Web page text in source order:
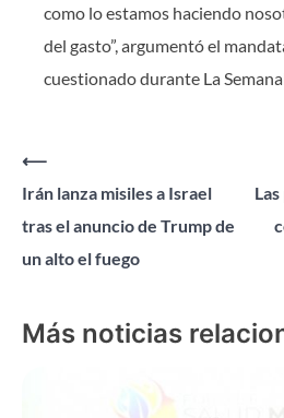
como lo estamos haciendo
del gasto”, argumentó el
cuestionado durante La
Navegación
de
entradas
⟵
Irán lanza misiles a Israel
tras el anuncio de Trump de
un alto el fuego
Más noticias